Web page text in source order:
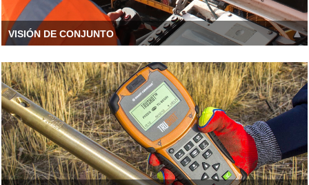
VISIÓN DE CONJUNTO
calidad para mantener sus promesas de productividad, c
Leer más >>